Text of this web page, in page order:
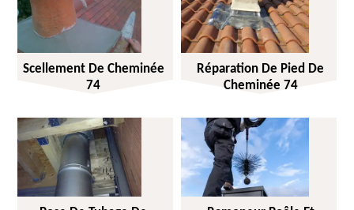
Scellement De Cheminée
74
Réparation De Pied De
Cheminée 74